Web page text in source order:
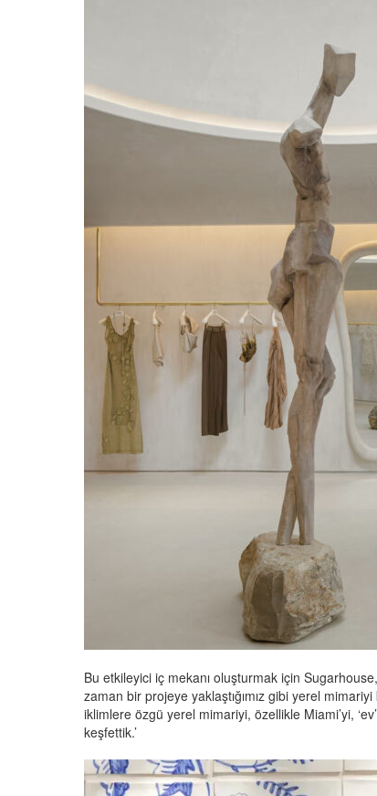
Bu etkileyici iç mekanı oluşturmak için
zaman bir projeye yaklaştığımız gibi yerel
iklimlere özgü yerel mimariyi, özellikle Miami’yi,
keşfettik.’